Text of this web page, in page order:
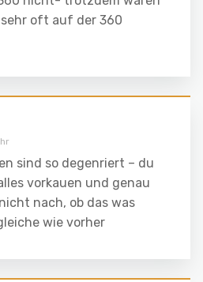
oft auf der 360
sind so degenriert – du
vorkauen und genau
nach, ob das was
wie vorher